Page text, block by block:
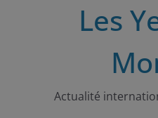
Les
Actualité